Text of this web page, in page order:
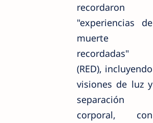
recordaron
"experiencias de
muerte
recordadas"
(RED), incluyendo
visiones de luz y
separación
corporal, con